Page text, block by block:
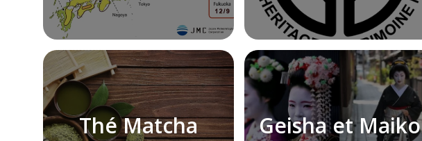
Thé Matcha Geisha et Maiko